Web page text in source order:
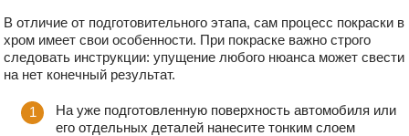
В отличие от подготовительного этапа, сам процесс покраски в
хром имеет свои особенности. При покраске важно строго
следовать инструкции: упущение любого нюанса может свести
на нет конечный результат.
На уже подготовленную поверхность автомобиля или
его отдельных деталей нанесите тонким слоем